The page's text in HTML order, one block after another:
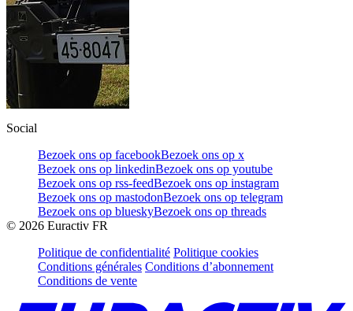
Social
Bezoek ons op facebookBezoek ons op x
Bezoek ons op linkedinBezoek ons op youtube
Bezoek ons op rss-feedBezoek ons op instagram
Bezoek ons op mastodonBezoek ons op telegram
Bezoek ons op blueskyBezoek ons op threads
© 2026 Euractiv FR
Politique de confidentialité Politique cookies
Conditions générales Conditions d’abonnement
Conditions de vente